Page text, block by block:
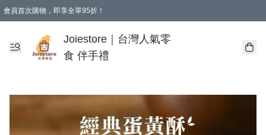
會員首次購物，即享全單95折！
購物滿 HKD 350.00即享免運費優惠！（適用於 本地送貨、本地取貨 )
Joiestore｜台灣人氣零
食 伴手禮